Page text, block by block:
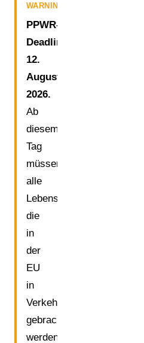
WARNING
PPWR-
Deadline:
12.
August
2026.
Ab
diesem
Tag
müssen
alle
Lebensmittelverpackungen,
die
in
der
EU
in
Verkehr
gebracht
werden,